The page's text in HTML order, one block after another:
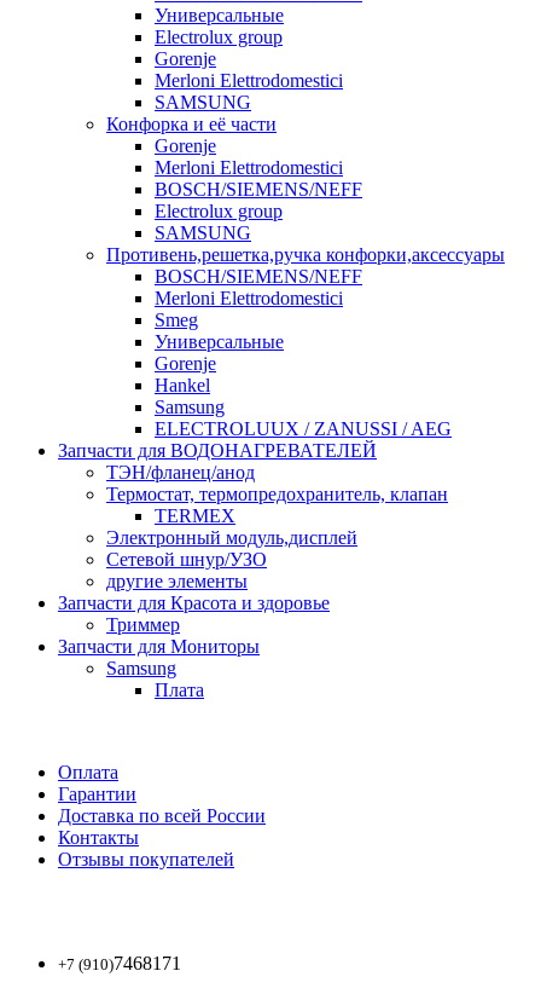
Универсальные
Electrolux group
Gorenje
Merloni Elettrodomestici
SAMSUNG
Конфорка и её части
Gorenje
Merloni Elettrodomestici
BOSCH/SIEMENS/NEFF
Electrolux group
SAMSUNG
Противень,решетка,ручка конфорки,аксессуары
BOSCH/SIEMENS/NEFF
Merloni Elettrodomestici
Smeg
Универсальные
Gorenje
Hankel
Samsung
ELECTROLUUX / ZANUSSI / AEG
Запчасти для ВОДОНАГРЕВАТЕЛЕЙ
ТЭН/фланец/анод
Термостат, термопредохранитель, клапан
TERMEX
Электронный модуль,дисплей
Сетевой шнур/УЗО
другие элементы
Запчасти для Красота и здоровье
Триммер
Запчасти для Мониторы
Samsung
Плата
Оплата
Гарантии
Доставка по всей России
Контакты
Отзывы покупателей
+7 (910)7468171